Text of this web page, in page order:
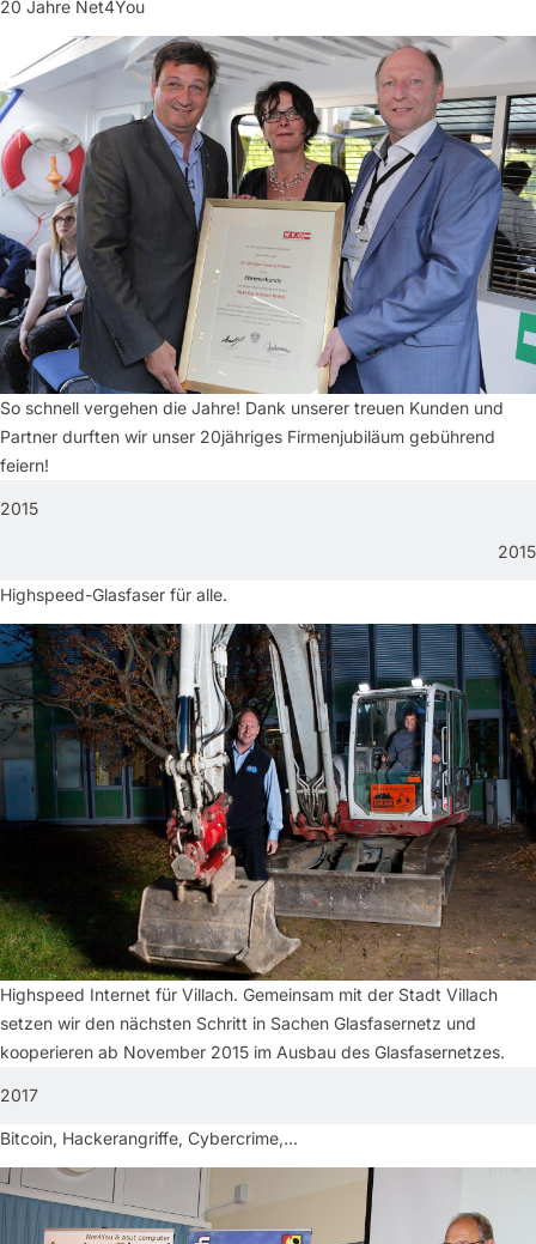
20 Jahre Net4You
So schnell vergehen die Jahre! Dank unserer treuen Kunden und
Partner durften wir unser 20jähriges Firmenjubiläum gebührend
feiern!
2015
2015
Highspeed-Glasfaser für alle.
Highspeed Internet für Villach. Gemeinsam mit der Stadt Villach
setzen wir den nächsten Schritt in Sachen Glasfasernetz und
kooperieren ab November 2015 im Ausbau des Glasfasernetzes.
2017
Bitcoin, Hackerangriffe, Cybercrime,...